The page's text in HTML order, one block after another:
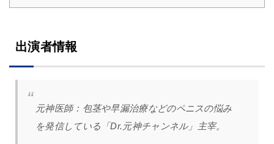
出演者情報
元神医師： 包茎や早漏治療などのペニスの悩み
を発信している「Dr.元神チャンネル」主宰。